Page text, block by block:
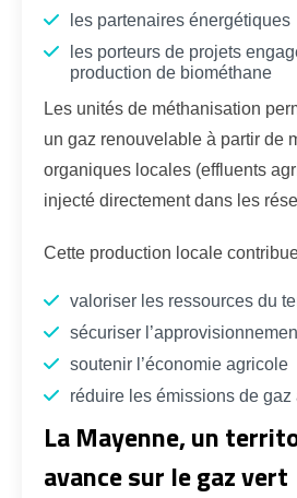
les partenaires énergétiques
les porteurs de projets
production de biométhane
Les unités de méthanisation
un gaz renouvelable à partir de
organiques locales (effluents
injecté directement dans les
Cette production locale
valoriser les ressources du
sécuriser
soutenir l’économie agricole
réduire les émissions de gaz
La Mayenne, un
avance sur le gaz vert